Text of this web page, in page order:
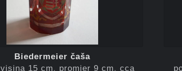
Biedermeier čaša
visina 15 cm promjer 9 cm
cca